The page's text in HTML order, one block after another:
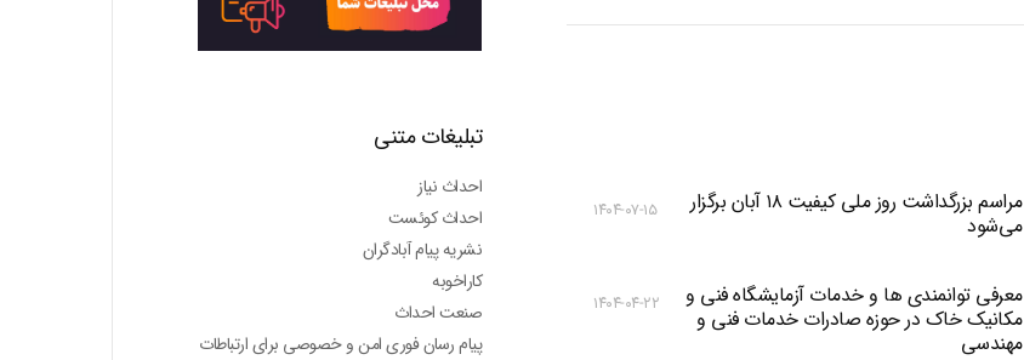
مراسم بزرگداشت روز ملی کیفیت ۱۸ آبان برگزار
می‌شود
۱۴۰۴-۰۷-۱۵
معرفی توانمندی ها و خدمات آزمایشگاه فنی و
مکانیک خاک در حوزه صادرات خدمات فنی و
مهندسی
۱۴۰۴-۰۴-۲۲
تبلیغات متنی
احداث نیاز
احداث کوئست
نشریه پیام آبادگران
کاراخوبه
صنعت احداث
پیام رسان فوری امن و خصوصی برای ارتباطات